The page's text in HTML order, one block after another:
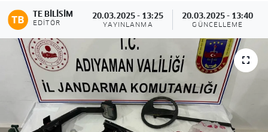
TE BILISIM
EDITÖR
20.03.2025 - 13:25
YAYINLANMA
20.03.2025 - 13:40
GÜNCELLEME